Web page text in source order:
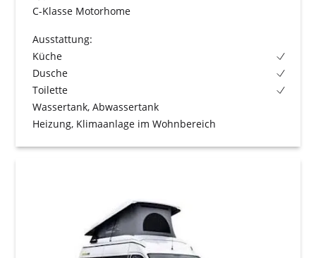
C-Klasse Motorhome
Ausstattung:
Küche
Dusche
Toilette
Wassertank, Abwassertank
Heizung, Klimaanlage im Wohnbereich